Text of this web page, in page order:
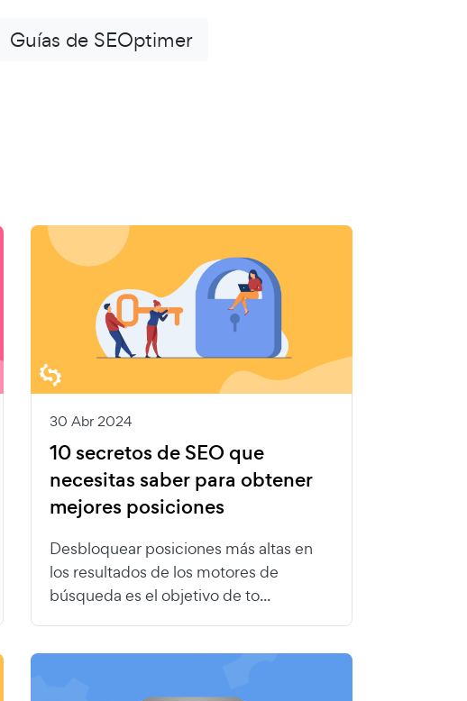
Guías de SEOptimer
30 Abr 2024
10 secretos de SEO que
necesitas saber para obtener
mejores posiciones
Desbloquear posiciones más altas en
los resultados de los motores de
búsqueda es el objetivo de to...